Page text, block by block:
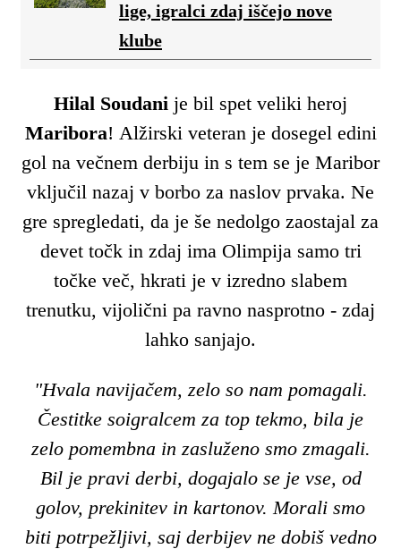
lige, igralci zdaj iščejo nove
klube
Hilal Soudani je bil spet veliki heroj
Maribora! Alžirski veteran je dosegel edini
gol na večnem derbiju in s tem se je Maribor
vključil nazaj v borbo za naslov prvaka. Ne
gre spregledati, da je še nedolgo zaostajal za
devet točk in zdaj ima Olimpija samo tri
točke več, hkrati je v izredno slabem
trenutku, vijolični pa ravno nasprotno - zdaj
lahko sanjajo.
"Hvala navijačem, zelo so nam pomagali.
Čestitke soigralcem za top tekmo, bila je
zelo pomembna in zasluženo smo zmagali.
Bil je pravi derbi, dogajalo se je vse, od
golov, prekinitev in kartonov. Morali smo
biti potrpežljivi, saj derbijev ne dobiš vedno